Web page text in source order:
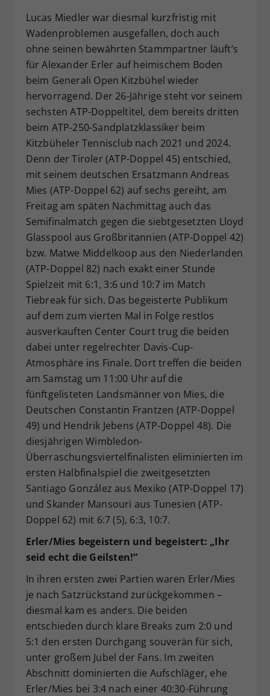
Lucas Miedler war diesmal kurzfristig mit
Wadenproblemen ausgefallen, doch auch
ohne seinen bewährten Stammpartner läuft’s
für Alexander Erler auf heimischem Boden
beim Generali Open Kitzbühel wieder
hervorragend. Der 26-Jährige steht vor seinem
sechsten ATP-Doppeltitel, dem bereits dritten
beim ATP-250-Sandplatzklassiker beim
Kitzbüheler Tennisclub nach 2021 und 2024.
Denn der Tiroler (ATP-Doppel 45) entschied,
mit seinem deutschen Ersatzmann Andreas
Mies (ATP-Doppel 62) auf sechs gereiht, am
Freitag am späten Nachmittag auch das
Semifinalmatch gegen die siebtgesetzten Lloyd
Glasspool aus Großbritannien (ATP-Doppel 42)
bzw. Matwe Middelkoop aus den Niederlanden
(ATP-Doppel 82) nach exakt einer Stunde
Spielzeit mit 6:1, 3:6 und 10:7 im Match
Tiebreak für sich. Das begeisterte Publikum
auf dem zum vierten Mal in Folge restlos
ausverkauften Center Court trug die beiden
dabei unter regelrechter Davis-Cup-
Atmosphäre ins Finale. Dort treffen die beiden
am Samstag um 11:00 Uhr auf die
fünftgelisteten Landsmänner von Mies, die
Deutschen Constantin Frantzen (ATP-Doppel
49) und Hendrik Jebens (ATP-Doppel 48). Die
diesjährigen Wimbledon-
Überraschungsviertelfinalisten eliminierten im
ersten Halbfinalspiel die zweitgesetzten
Santiago González aus Mexiko (ATP-Doppel 17)
und Skander Mansouri aus Tunesien (ATP-
Doppel 62) mit 6:7 (5), 6:3, 10:7.
Erler/Mies begeistern und begeistert: „Ihr
seid echt die Geilsten!“
In ihren ersten zwei Partien waren Erler/Mies
je nach Satzrückstand zurückgekommen –
diesmal kam es anders. Die beiden
entschieden durch klare Breaks zum 2:0 und
5:1 den ersten Durchgang souverän für sich,
unter großem Jubel der Fans. Im zweiten
Abschnitt dominierten die Aufschläger, ehe
Erler/Mies bei 3:4 nach einer 40:30-Führung
Zweck
Dieser Wert speichert Ihre Consent-
Einstellungen. Unter anderem eine
zufällig generierte ID, für die
historische Speicherung Ihrer
vorgenommen Einstellungen, falls der
Webseiten-Betreiber dies eingestellt
hat.